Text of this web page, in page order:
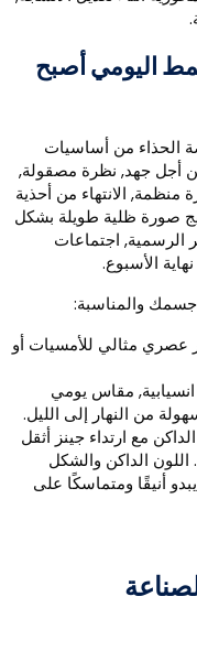
اليومي أصبح
من أساسيات
جهد, نظرة مصقولة,
الانتهاء من أحذية
صورة ظلية طويلة بشكل
اجتماعات
الأسبوع.
والمناسبة:
مثالي للأمسيات أو
مقاس يومي
من النهار إلى الليل.
مع ارتداء جينز أثقل
الداكن والشكل
أنيقًا ومتماسكًا على